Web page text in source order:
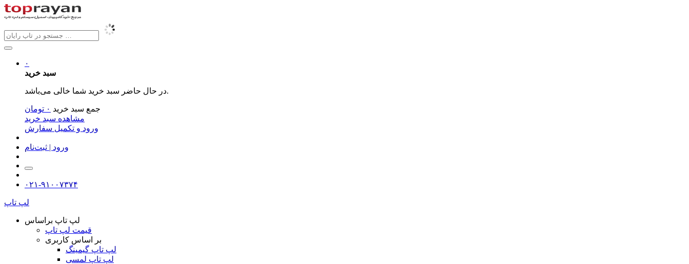
۰
سبد خرید
در حال حاضر سبد خرید شما خالی می‌باشد.
جمع سبد خرید ۰ تومان
مشاهده سبد خرید
ورود و تکمیل سفارش
ورود | ثبت‌نام
۰۲۱-۹۱۰۰۷۳۷۴
لپ تاپ
لپ تاپ براساس
قیمت لپ تاپ
بر اساس کاربری
لپ تاپ گیمینگ
لپ تاپ لمسی